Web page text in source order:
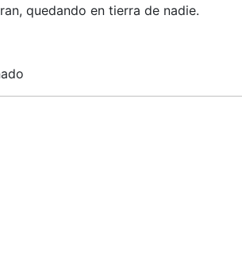
quedando en tierra de nadie.